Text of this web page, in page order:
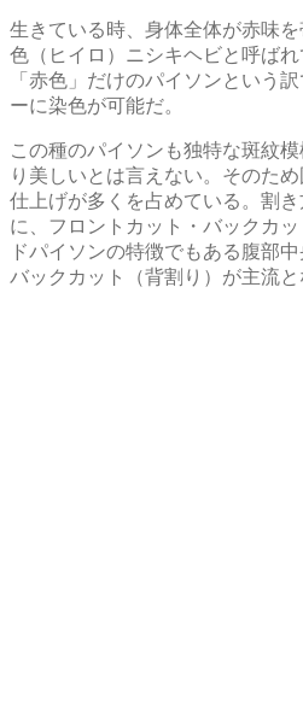
生きている時、身体全体が赤味
色（ヒイロ）ニシキヘビと呼ば
「赤色」だけのパイソンという
ーに染色が可能だ。
この種のパイソンも独特な斑紋
り美しいとは言えない。そのた
仕上げが多くを占めている。割
に、フロントカット・バックカ
ドパイソンの特徴でもある腹部
バックカット（背割り）が主流と